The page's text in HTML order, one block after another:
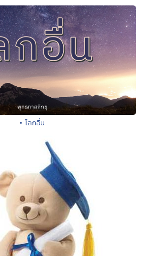
• โลกอื่น